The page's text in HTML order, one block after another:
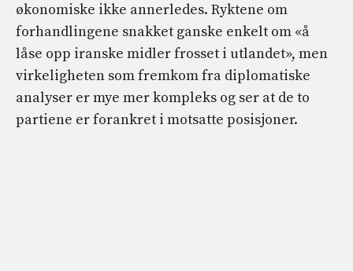
økonomiske ikke annerledes. Ryktene om
forhandlingene snakket ganske enkelt om «å
låse opp iranske midler frosset i utlandet», men
virkeligheten som fremkom fra diplomatiske
analyser er mye mer kompleks og ser at de to
partiene er forankret i motsatte posisjoner.